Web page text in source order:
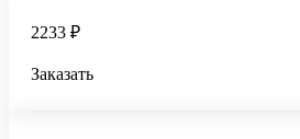
2233 ₽
Заказать